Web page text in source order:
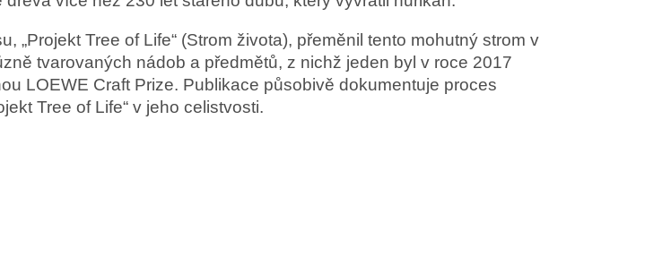
„Projekt Tree of Life“ (Strom života), přeměnil tento mohutný strom v
tvarovaných nádob a předmětů, z nichž jeden byl v roce 2017
LOEWE Craft Prize. Publikace působivě dokumentuje proces
Tree of Life“ v jeho celistvosti.